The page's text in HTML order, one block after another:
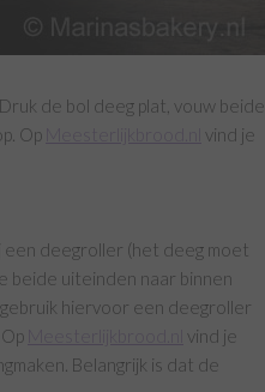
de bol deeg plat, vouw beide
Op
vind je
deegroller (het deeg moet
beide uiteinden naar binnen
hiervoor een deegroller
vind je
Belangrijk is dat de